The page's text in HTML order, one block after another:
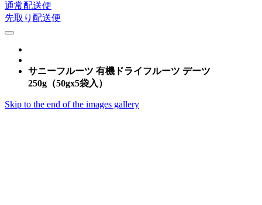
通常配送便
先取り配送便
サニーフルーツ 有機ドライフルーツ デーツ
250g（50gx5袋入）
Skip to the end of the images gallery